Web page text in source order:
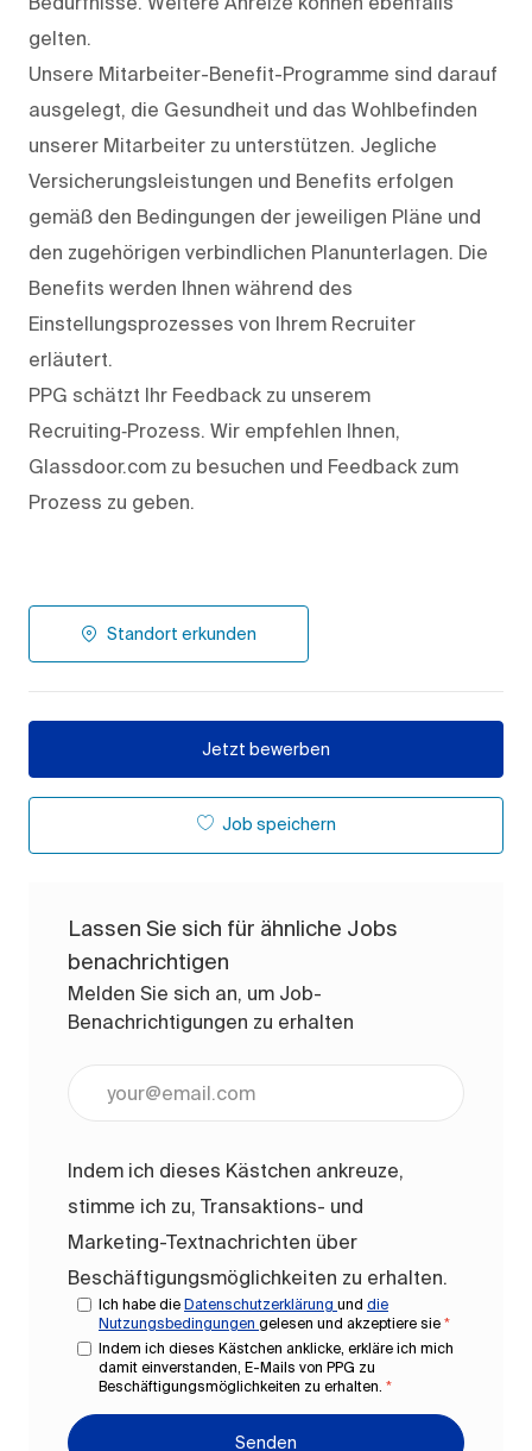
gelten.
Unsere Mitarbeiter-Benefit-Programme sind darauf
ausgelegt, die Gesundheit und das Wohlbefinden
unserer Mitarbeiter zu unterstützen. Jegliche
Versicherungsleistungen und Benefits erfolgen
gemäß den Bedingungen der jeweiligen Pläne und
den zugehörigen verbindlichen Planunterlagen. Die
Benefits werden Ihnen während des
Einstellungsprozesses von Ihrem Recruiter
erläutert.
PPG schätzt Ihr Feedback zu unserem
Recruiting‑Prozess. Wir empfehlen Ihnen,
Glassdoor.com zu besuchen und Feedback zum
Prozess zu geben.
Standort erkunden
Jetzt bewerben
Job speichern
Lassen Sie sich für ähnliche Jobs
benachrichtigen
Melden Sie sich an, um Job-
Benachrichtigungen zu erhalten
Indem ich dieses Kästchen ankreuze,
stimme ich zu, Transaktions- und
Marketing-Textnachrichten über
Beschäftigungsmöglichkeiten zu erhalten.
Ich habe die Datenschutzerklärung und die
Nutzungsbedingungen gelesen und akzeptiere sie *
Indem ich dieses Kästchen anklicke, erkläre ich mich
damit einverstanden, E-Mails von PPG zu
Beschäftigungsmöglichkeiten zu erhalten. *
Senden